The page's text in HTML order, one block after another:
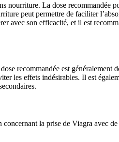
nourriture. La dose recommandée
peut permettre de faciliter
son efficacité, et il est
recommandée est généralement
les effets indésirables. Il est
la prise de Viagra avec